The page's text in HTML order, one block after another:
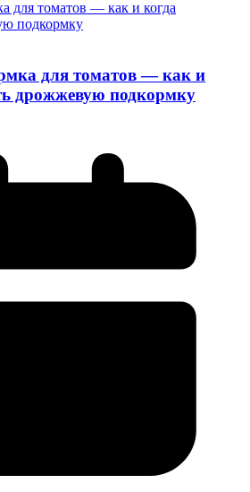
для томатов — как и
дрожжевую подкормку